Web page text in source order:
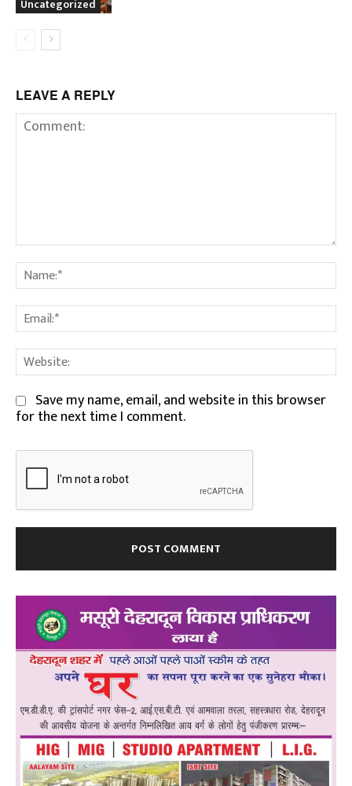
Uncategorized
LEAVE A REPLY
Comment:
Save my name, email, and website in this browser
for the next time I comment.